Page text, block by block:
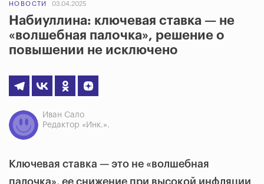
НОВОСТИ 03.04.2025
Набиуллина: ключевая ставка — не
«волшебная палочка», решение о
повышении не исключено
Иван Сало
Редактор «Инк.».
Ключевая ставка — это не «волшебная
палочка», ее снижение при высокой инфляции